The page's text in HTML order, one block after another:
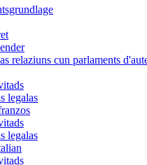
relaziuns cun parlaments
legalas
legalas